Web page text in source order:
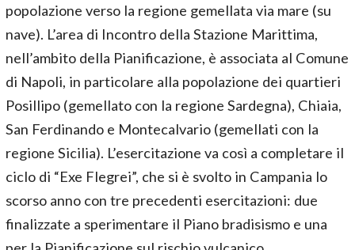
popolazione verso la regione gemellata via mare (su
nave). L’area di Incontro della Stazione Marittima,
nell’ambito della Pianificazione, è associata al Comune
di Napoli, in particolare alla popolazione dei quartieri
Posillipo (gemellato con la regione Sardegna), Chiaia,
San Ferdinando e Montecalvario (gemellati con la
regione Sicilia). L’esercitazione va così a completare il
ciclo di “Exe Flegrei”, che si è svolto in Campania lo
scorso anno con tre precedenti esercitazioni: due
finalizzate a sperimentare il Piano bradisismo e una